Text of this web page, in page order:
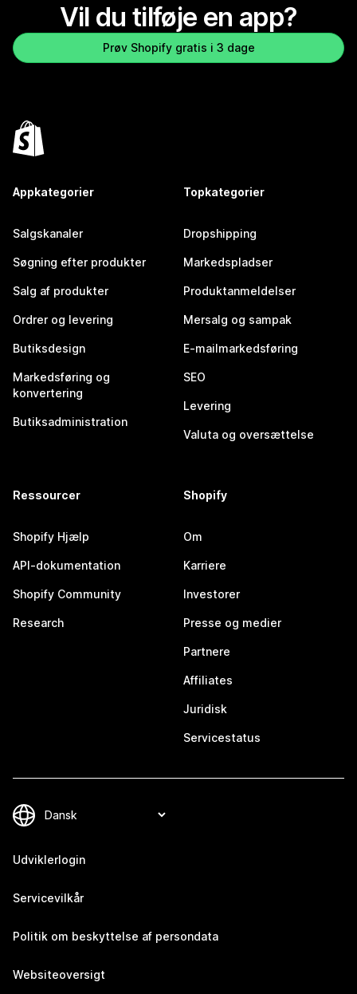
Vil du tilføje en app?
Prøv Shopify gratis i 3 dage
Appkategorier
Salgskanaler
Søgning efter produkter
Salg af produkter
Ordrer og levering
Butiksdesign
Markedsføring og
konvertering
Butiksadministration
Topkategorier
Dropshipping
Markedspladser
Produktanmeldelser
Mersalg og sampak
E-mailmarkedsføring
SEO
Levering
Valuta og oversættelse
Ressourcer
Shopify Hjælp
API-dokumentation
Shopify Community
Research
Shopify
Om
Karriere
Investorer
Presse og medier
Partnere
Affiliates
Juridisk
Servicestatus
Udviklerlogin
Servicevilkår
Politik om beskyttelse af persondata
Websiteoversigt